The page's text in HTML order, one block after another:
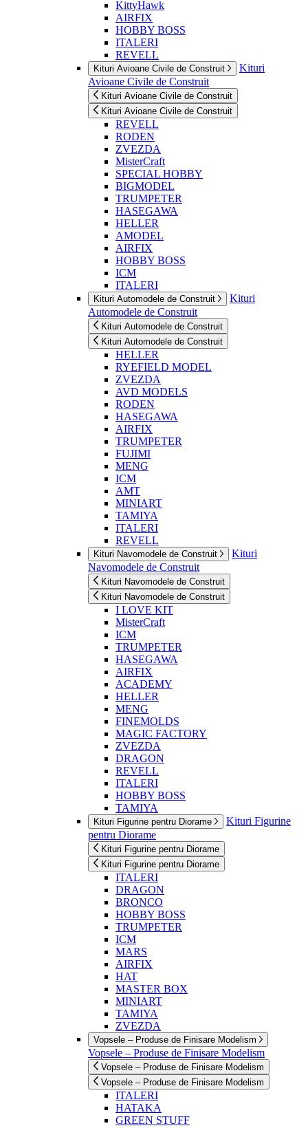
KittyHawk
AIRFIX
HOBBY BOSS
ITALERI
REVELL
Kituri Avioane Civile de Construit
Kituri
Avioane Civile de Construit
Kituri Avioane Civile de Construit
Kituri Avioane Civile de Construit
REVELL
RODEN
ZVEZDA
MisterCraft
SPECIAL HOBBY
BIGMODEL
TRUMPETER
HASEGAWA
HELLER
AMODEL
AIRFIX
HOBBY BOSS
ICM
ITALERI
Kituri Automodele de Construit
Kituri
Automodele de Construit
Kituri Automodele de Construit
Kituri Automodele de Construit
HELLER
RYEFIELD MODEL
ZVEZDA
AVD MODELS
RODEN
HASEGAWA
AIRFIX
TRUMPETER
FUJIMI
MENG
ICM
AMT
MINIART
TAMIYA
ITALERI
REVELL
Kituri Navomodele de Construit
Kituri
Navomodele de Construit
Kituri Navomodele de Construit
Kituri Navomodele de Construit
I LOVE KIT
MisterCraft
ICM
TRUMPETER
HASEGAWA
AIRFIX
ACADEMY
HELLER
MENG
FINEMOLDS
MAGIC FACTORY
ZVEZDA
DRAGON
REVELL
ITALERI
HOBBY BOSS
TAMIYA
Kituri Figurine pentru Diorame
Kituri Figurine
pentru Diorame
Kituri Figurine pentru Diorame
Kituri Figurine pentru Diorame
ITALERI
DRAGON
BRONCO
HOBBY BOSS
TRUMPETER
ICM
MARS
AIRFIX
HAT
MASTER BOX
MINIART
TAMIYA
ZVEZDA
Vopsele – Produse de Finisare Modelism
Vopsele – Produse de Finisare Modelism
Vopsele – Produse de Finisare Modelism
Vopsele – Produse de Finisare Modelism
ITALERI
HATAKA
GREEN STUFF